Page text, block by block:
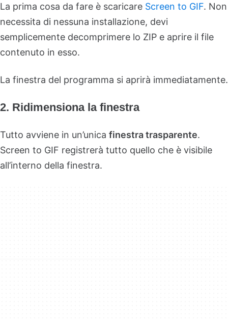
La prima cosa da fare è scaricare Screen to GIF. Non
necessita di nessuna installazione, devi
semplicemente decomprimere lo ZIP e aprire il file
contenuto in esso.
La finestra del programma si aprirà immediatamente.
2. Ridimensiona la finestra
Tutto avviene in un’unica finestra trasparente.
Screen to GIF registrerà tutto quello che è visibile
all’interno della finestra.